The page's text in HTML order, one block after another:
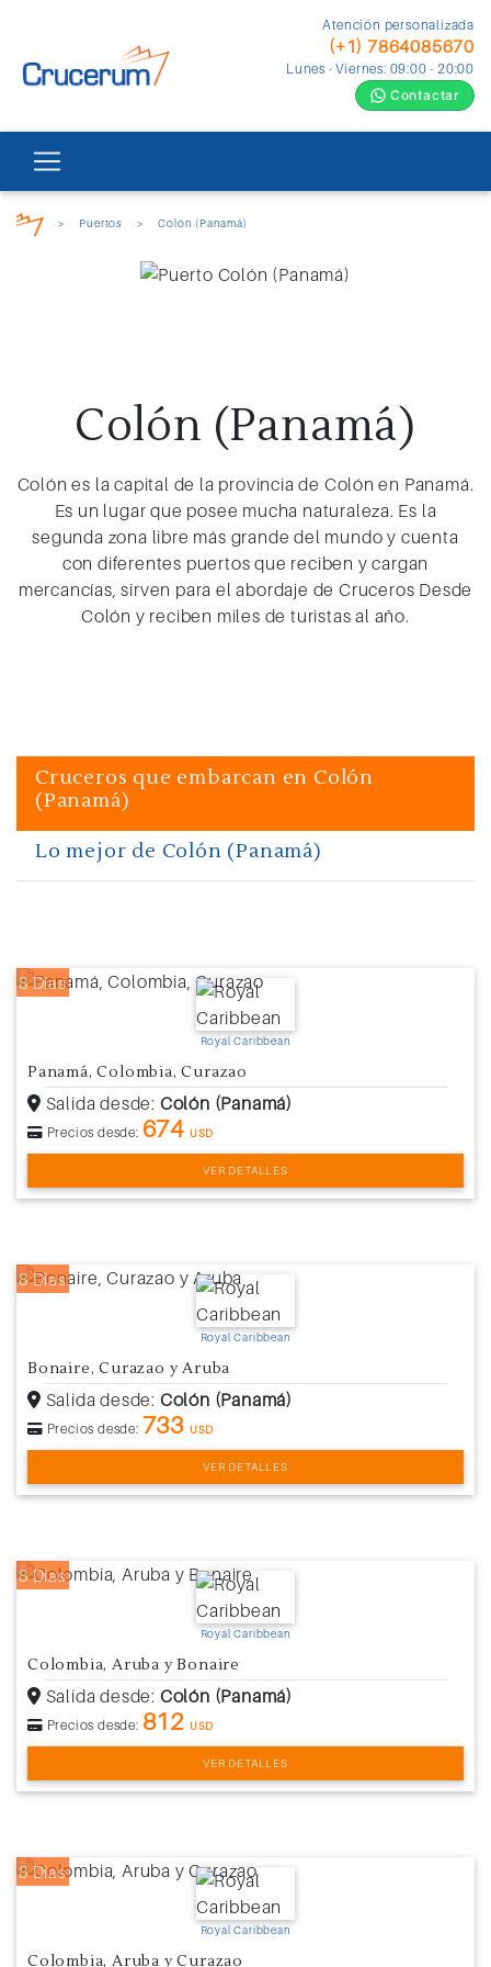
Atención personalizada
(+1) 7864085670
Lunes - Viernes: 09:00 - 20:00
Contactar
> Puertos > Colón (Panamá)
Colón (Panamá)
Colón es la capital de la provincia de Colón en Panamá.
Es un lugar que posee mucha naturaleza. Es la
segunda zona libre más grande del mundo y cuenta
con diferentes puertos que reciben y cargan
mercancías, sirven para el abordaje de Cruceros Desde
Colón y reciben miles de turistas al año.
Cruceros que embarcan en Colón
(Panamá)
Lo mejor de Colón (Panamá)
8 Días
Royal Caribbean
Panamá, Colombia, Curazao
Salida desde: Colón (Panamá)
Precios desde: 674 USD
VER DETALLES
8 Días
Royal Caribbean
Bonaire, Curazao y Aruba
Salida desde: Colón (Panamá)
Precios desde: 733 USD
VER DETALLES
8 Días
Royal Caribbean
Colombia, Aruba y Bonaire
Salida desde: Colón (Panamá)
Precios desde: 812 USD
VER DETALLES
8 Días
Royal Caribbean
Colombia, Aruba y Curazao